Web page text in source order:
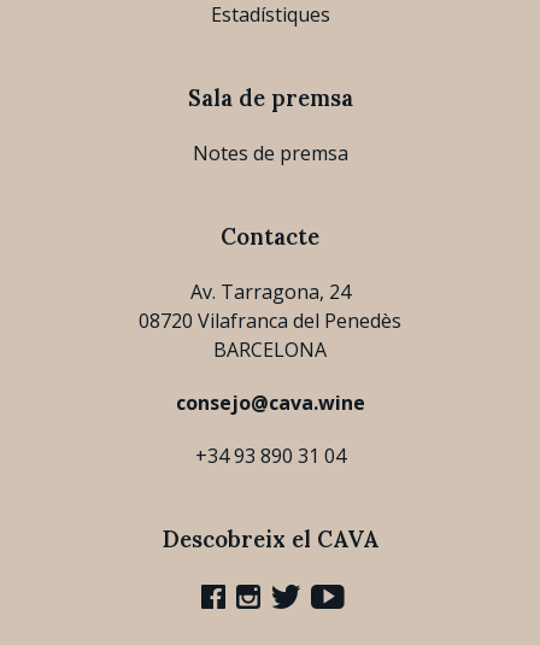
Estadístiques
Sala de premsa
Notes de premsa
Contacte
Av. Tarragona, 24
08720 Vilafranca del Penedès
BARCELONA
consejo@cava.wine
+34 93 890 31 04
Descobreix el CAVA